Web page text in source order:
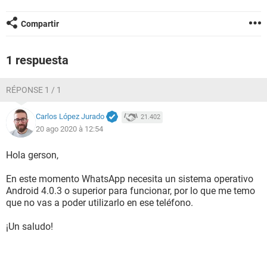
Compartir
1 respuesta
RÉPONSE 1 / 1
Carlos López Jurado 21.402
20 ago 2020 à 12:54
Hola gerson,
En este momento WhatsApp necesita un sistema operativo
Android 4.0.3 o superior para funcionar, por lo que me temo
que no vas a poder utilizarlo en ese teléfono.
¡Un saludo!